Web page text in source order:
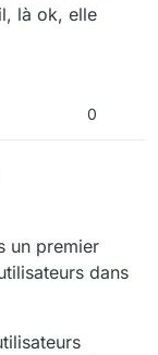
là ok, elle
0
2019, 3:50 PM
un premier
dans